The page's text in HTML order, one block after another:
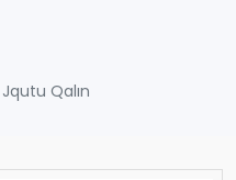
Qalın